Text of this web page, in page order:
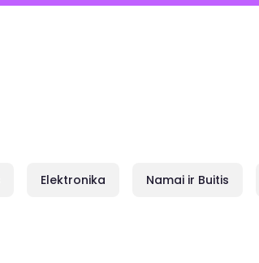
Elektronika Namai ir Buitis